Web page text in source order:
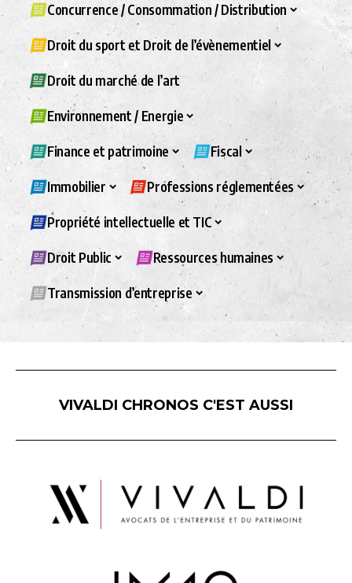
Concurrence / Consommation / Distribution
Droit du sport et Droit de l’évènementiel
Droit du marché de l’art
Environnement / Energie
Finance et patrimoine Fiscal
Immobilier Professions réglementées
Propriété intellectuelle et TIC
Droit Public Ressources humaines
Transmission d’entreprise
VIVALDI CHRONOS C'EST AUSSI